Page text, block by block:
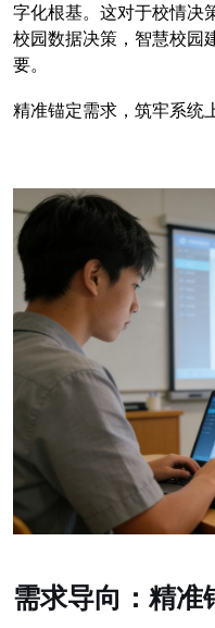
字化根基。这对于校情决
校园数据决策，智慧校园
要。
精准锚定需求，筑牢系统
需求导向：精准